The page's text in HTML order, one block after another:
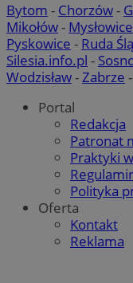
Bytom - Chorzów-
Mikołów- Mysłowice
Pyskowice - Ruda
Silesia.info.pl -
Wodzisław-Zabrze -
Portal
Redakcja
Patronat
Praktyki
Polityka
Oferta
Kontakt
Reklama